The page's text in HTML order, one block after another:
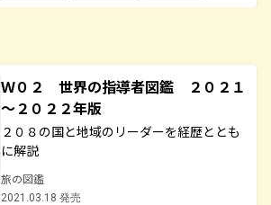
Ｗ０２ 世界の指導者図鑑 ２０２１
～２０２２年版
２０８の国と地域のリーダーを経歴ととも
に解説
旅の図鑑
2021.03.18 発売